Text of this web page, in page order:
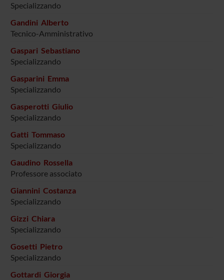
Specializzando
Gandini Alberto
Tecnico-Amministrativo
Gaspari Sebastiano
Specializzando
Gasparini Emma
Specializzando
Gasperotti Giulio
Specializzando
Gatti Tommaso
Specializzando
Gaudino Rossella
Professore associato
Giannini Costanza
Specializzando
Gizzi Chiara
Specializzando
Gosetti Pietro
Specializzando
Gottardi Giorgia